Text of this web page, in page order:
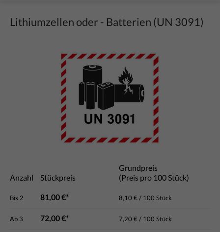
Lithiumzellen oder - Batterien (UN 3091)
Anzahl Stückpreis
Grundpreis
(Preis pro 100 Stück)
Bis 2 81,00 €* 8,10 € / 100 Stück
Ab 3 72,00 €* 7,20 € / 100 Stück